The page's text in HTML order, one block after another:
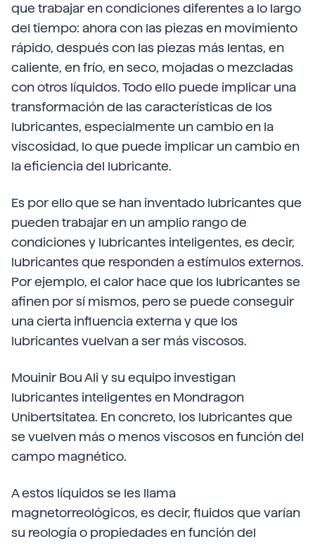
que trabajar en condiciones diferentes a lo largo
del tiempo: ahora con las piezas en movimiento
rápido, después con las piezas más lentas, en
caliente, en frío, en seco, mojadas o mezcladas
con otros líquidos. Todo ello puede implicar una
transformación de las características de los
lubricantes, especialmente un cambio en la
viscosidad, lo que puede implicar un cambio en
la eficiencia del lubricante.
Es por ello que se han inventado lubricantes que
pueden trabajar en un amplio rango de
condiciones y lubricantes inteligentes, es decir,
lubricantes que responden a estímulos externos.
Por ejemplo, el calor hace que los lubricantes se
afinen por sí mismos, pero se puede conseguir
una cierta influencia externa y que los
lubricantes vuelvan a ser más viscosos.
Mouinir Bou Ali y su equipo investigan
lubricantes inteligentes en Mondragon
Unibertsitatea. En concreto, los lubricantes que
se vuelven más o menos viscosos en función del
campo magnético.
A estos líquidos se les llama
magnetorreológicos, es decir, fluidos que varían
su reología o propiedades en función del